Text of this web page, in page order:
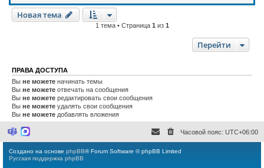
Новая тема
1 тема • Страница 1 из 1
Перейти
ПРАВА ДОСТУПА
Вы не можете начинать темы
Вы не можете отвечать на сообщения
Вы не можете редактировать свои сообщения
Вы не можете удалять свои сообщения
Вы не можете добавлять вложения
M
r
o
M
Часовой пояс: UTC+06:00
Создано на основе phpBB® Forum Software © phpBB Limited
Русская поддержка phpBB